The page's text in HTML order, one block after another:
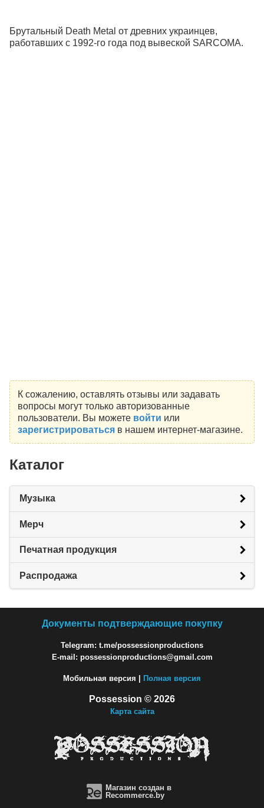
Брутальный Death Metal от древних украинцев,
работавших с 1992-го года под вывеской SARCOMA.
К сожалению, оставлять отзывы или задавать
вопросы могут только авторизованные
пользователи. Вы можете войти или
зарегистрироватьсяв нашем интернет-магазине.
Каталог
Музыка
Мерч
Печатная продукция
Распродажа
Документы подтверждающие покупку
Telegram: t.me/possessionproductions
E-mail: possessionproductions@gmail.com
Мобильная версия | Полная версия
Possession © 2026
Карта сайта
Магазин создан в
Recommerce.by